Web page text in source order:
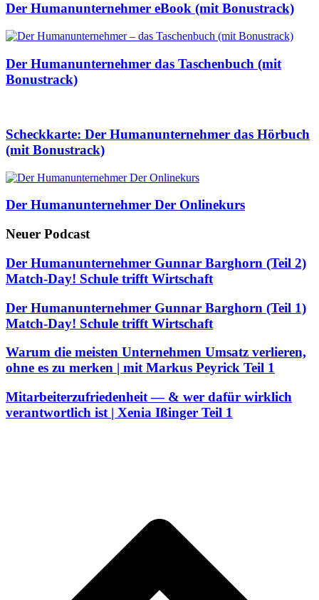
Der Humanunternehmer eBook (mit Bonustrack)
Der Humanunternehmer das Taschenbuch (mit
Bonustrack)
Scheckkarte: Der Humanunternehmer das Hörbuch
(mit Bonustrack)
Der Humanunternehmer Der Onlinekurs
Neuer Podcast
Der Humanunternehmer Gunnar Barghorn (Teil 2)
Match-Day! Schule trifft Wirtschaft
Der Humanunternehmer Gunnar Barghorn (Teil 1)
Match-Day! Schule trifft Wirtschaft
Warum die meisten Unternehmen Umsatz verlieren,
ohne es zu merken | mit Markus Peyrick Teil 1
Mitarbeiterzufriedenheit — & wer dafür wirklich
verantwortlich ist | Xenia Ißinger Teil 1